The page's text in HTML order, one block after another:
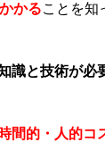
かることを知
識と技術が必
間的・人的コ